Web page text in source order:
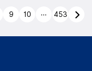
9 10 ... 453